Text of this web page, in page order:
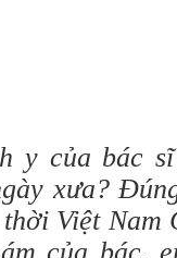
y của bác
xưa?
Việt Nam